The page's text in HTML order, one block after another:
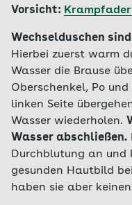
Vorsicht:
Wechselduschen
Hierbei zuerst warm
Wasser die Brause
Oberschenkel, Po
linken Seite
Wasser wiederholen.
Wasser abschließen.
Durchblutung an und
gesunden Hautbild
haben sie aber